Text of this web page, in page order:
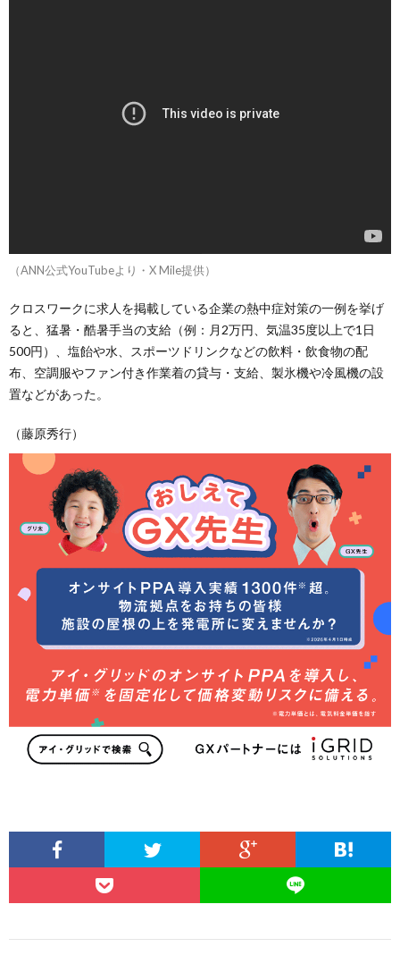
（ANN公式YouTubeより・X Mile提供）
クロスワークに求人を掲載している企業の熱中症対策の一例を挙げ
ると、猛暑・酷暑手当の支給（例：月2万円、気温35度以上で1日
500円）、塩飴や水、スポーツドリンクなどの飲料・飲食物の配
布、空調服やファン付き作業着の貸与・支給、製氷機や冷風機の設
置などがあった。
（藤原秀行）